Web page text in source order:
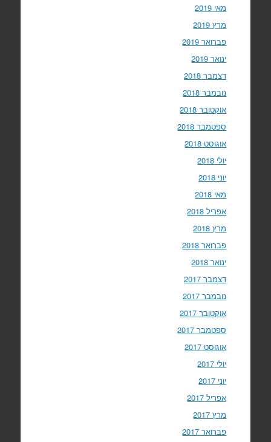
מאי 2019
מרץ 2019
פברואר 2019
ינואר 2019
דצמבר 2018
נובמבר 2018
אוקטובר 2018
ספטמבר 2018
אוגוסט 2018
יולי 2018
יוני 2018
מאי 2018
אפריל 2018
מרץ 2018
פברואר 2018
ינואר 2018
דצמבר 2017
נובמבר 2017
אוקטובר 2017
ספטמבר 2017
אוגוסט 2017
יולי 2017
יוני 2017
אפריל 2017
מרץ 2017
פברואר 2017